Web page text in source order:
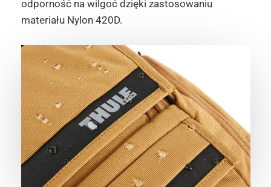
odporność na wilgoć dzięki zastosowaniu
materiału Nylon 420D.